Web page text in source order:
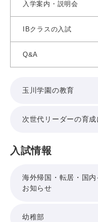
入学案内・説明会
IBクラスの入試
Q&A
玉川学園の教育
次世代リーダーの育成
入試情報
海外帰国・転居・国
お知らせ
幼稚部